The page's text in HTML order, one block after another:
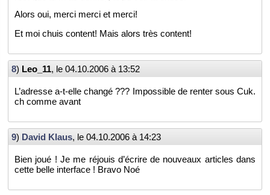
Alors oui, merci merci et merci!
Et moi chuis content! Mais alors très content!
8) Leo_11, le 04.10.2006 à 13:52
L’adresse a-t-elle changé ??? Im­pos­sible de ren­ter sous Cuk.​
ch comme avant
9) David Klaus, le 04.10.2006 à 14:23
Bien joué ! Je me ré­jouis d’écrire de nou­veaux ar­ticles dans
cette belle in­ter­face ! Bravo Noé